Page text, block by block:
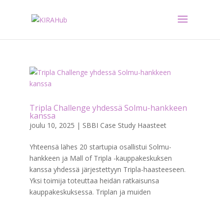
Tripla Challenge yhdessä Solmu-hankkeen
kanssa
joulu 10, 2025 | SBBI Case Study Haasteet
Yhteensä lähes 20 startupia osallistui Solmu-
hankkeen ja Mall of Tripla -kauppakeskuksen
kanssa yhdessä järjestettyyn Tripla-haasteeseen.
Yksi toimija toteuttaa heidän ratkaisunsa
kauppakeskuksessa. Triplan ja muiden